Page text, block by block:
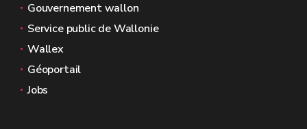
Gouvernement wallon
Service public de Wallonie
Wallex
Géoportail
Jobs